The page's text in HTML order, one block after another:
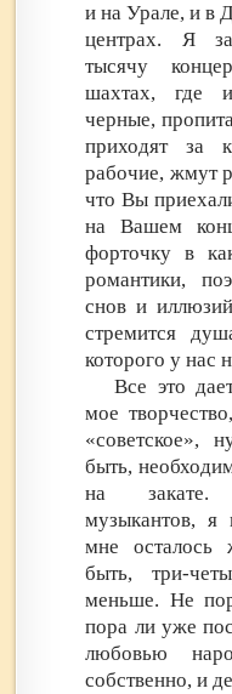
и на Урале, и в
центрах. Я
тысячу
шахтах, где
черные,
приходят за
рабочие, жмут
что Вы
на Вашем
форточку в
романтики,
снов и
стремится
которого у нас
Все это
мое
«советское»,
быть,
на закате.
музыкантов, я
мне
быть, три-
меньше. Не
пора ли уже
любовью
собственно, и